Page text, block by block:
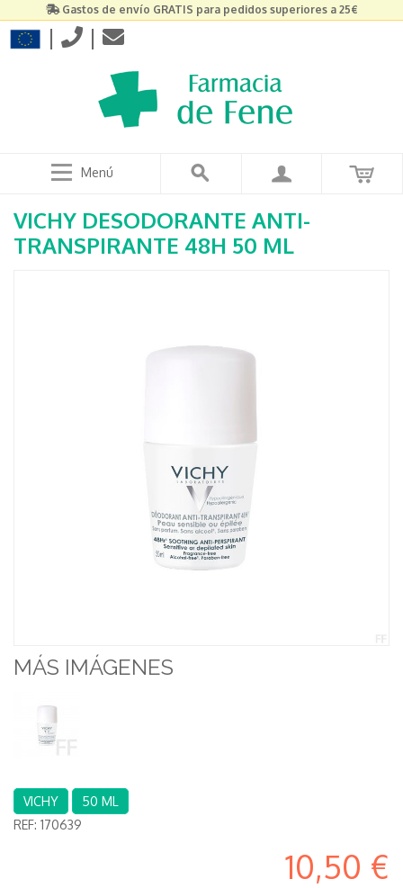
Gastos de envío GRATIS para pedidos superiores a 25€
| |
Menú
VICHY DESODORANTE ANTI-
TRANSPIRANTE 48H 50 ML
MÁS IMÁGENES
VICHY
50 ML
REF: 170639
10,50 €